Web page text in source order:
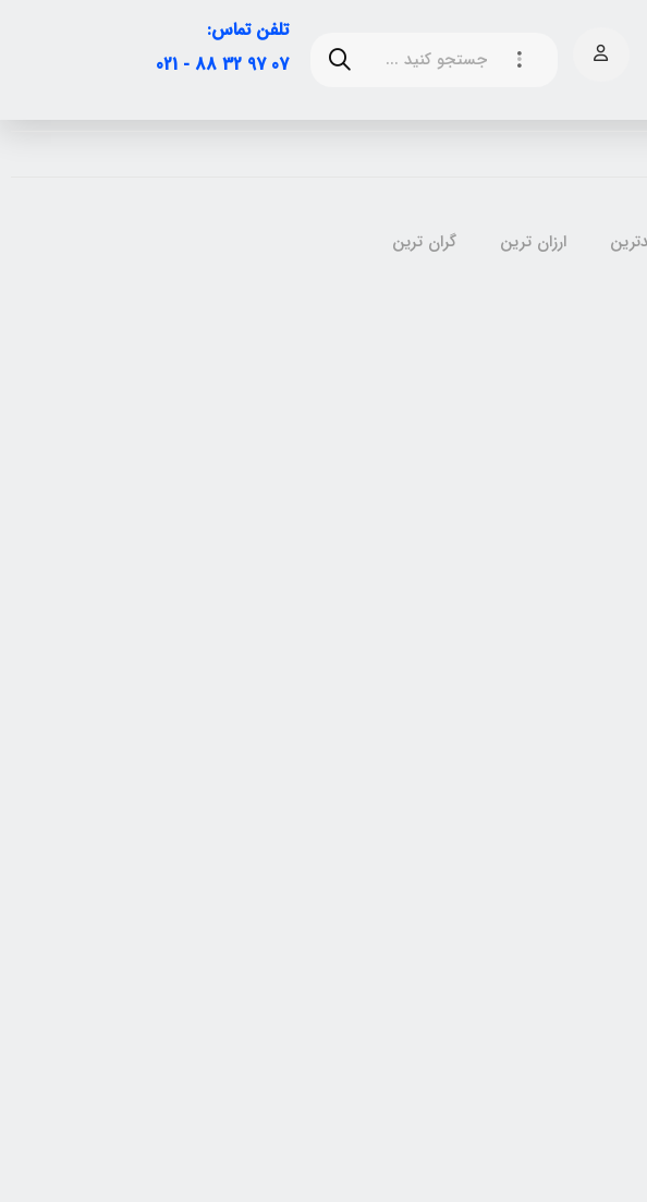
تلفن تماس:
07 97 32 88 - 021
ارزان ترین گران ترین